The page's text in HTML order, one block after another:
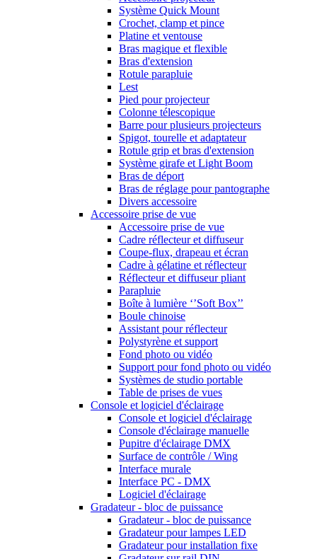
Système Quick Mount
Crochet, clamp et pince
Platine et ventouse
Bras magique et flexible
Bras d'extension
Rotule parapluie
Lest
Pied pour projecteur
Colonne télescopique
Barre pour plusieurs projecteurs
Spigot, tourelle et adaptateur
Rotule grip et bras d'extension
Système girafe et Light Boom
Bras de déport
Bras de réglage pour pantographe
Divers accessoire
Accessoire prise de vue
Accessoire prise de vue
Cadre réflecteur et diffuseur
Coupe-flux, drapeau et écran
Cadre à gélatine et réflecteur
Réflecteur et diffuseur pliant
Parapluie
Boîte à lumière ‘’Soft Box’’
Boule chinoise
Assistant pour réflecteur
Polystyrène et support
Fond photo ou vidéo
Support pour fond photo ou vidéo
Systèmes de studio portable
Table de prises de vues
Console et logiciel d'éclairage
Console et logiciel d'éclairage
Console d'éclairage manuelle
Pupitre d'éclairage DMX
Surface de contrôle / Wing
Interface murale
Interface PC - DMX
Logiciel d'éclairage
Gradateur - bloc de puissance
Gradateur - bloc de puissance
Gradateur pour lampes LED
Gradateur pour installation fixe